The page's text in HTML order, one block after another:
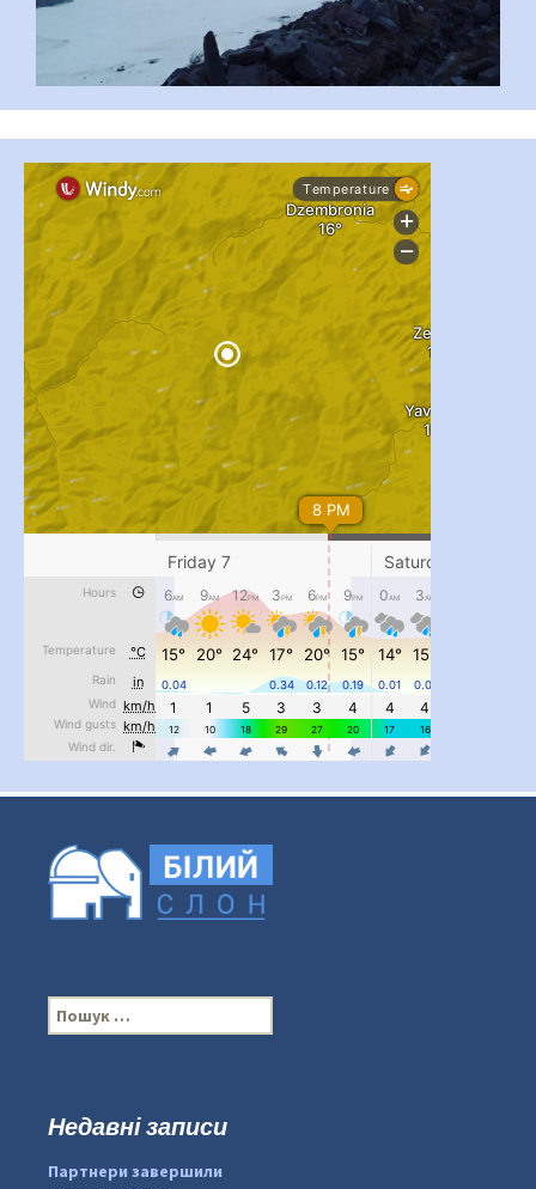
...
pimrec_project
#PipIvanToday
#PipIvanWeather
...
pimrec_project
П
о
:Недавні записи
Партнери завершили